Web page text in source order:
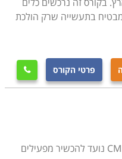
בתעשייה שרק הולכת
פרטי הקורס 
קורס תכנת מכונות CMM נועד להכשיר מפעילים